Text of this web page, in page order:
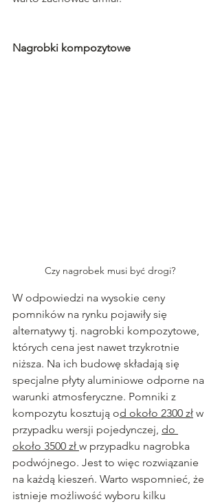
Nagrobki kompozytowe
Czy nagrobek musi być drogi?
W odpowiedzi na wysokie ceny
pomników na rynku pojawiły się
alternatywy tj. nagrobki kompozytowe,
których cena jest nawet trzykrotnie
niższa. Na ich budowę składają się
specjalne płyty aluminiowe odporne na
warunki atmosferyczne. Pomniki z
kompozytu kosztują od około 2300 zł w
przypadku wersji pojedynczej, do
około 3500 zł w przypadku nagrobka
podwójnego. Jest to więc rozwiązanie
na każdą kieszeń. Warto wspomnieć, że
istnieje możliwość wyboru kilku